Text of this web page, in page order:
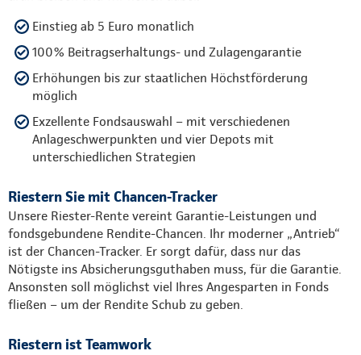
Einstieg ab 5 Euro monatlich
100% Beitragserhaltungs- und Zulagengarantie
Erhöhungen bis zur staatlichen Höchstförderung
möglich
Exzellente Fondsauswahl – mit verschiedenen
Anlageschwerpunkten und vier Depots mit
unterschiedlichen Strategien
Riestern Sie mit Chancen-Tracker
Unsere Riester-Rente vereint Garantie-Leistungen und
fondsgebundene Rendite-Chancen. Ihr moderner „Antrieb“
ist der Chancen-Tracker. Er sorgt dafür, dass nur das
Nötigste ins Absicherungsguthaben muss, für die Garantie.
Ansonsten soll möglichst viel Ihres Angesparten in Fonds
fließen – um der Rendite Schub zu geben.
Riestern ist Teamwork